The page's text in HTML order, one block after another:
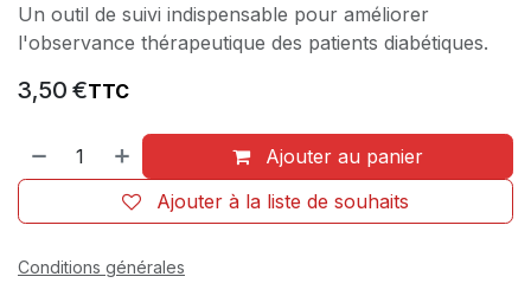
Un outil de suivi indispensable pour améliorer
l'observance thérapeutique des patients diabétiques.
3,50 €TTC
Ajouter au panier
Ajouter à la liste de souhaits
Conditions générales